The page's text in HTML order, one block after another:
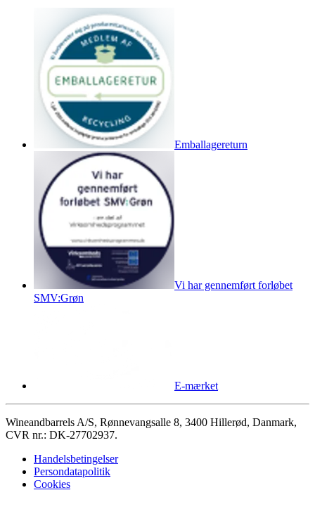
Emballagereturn
Vi har gennemført forløbet
SMV:Grøn
E-mærket
Wineandbarrels A/S, Rønnevangsalle 8, 3400 Hillerød, Danmark,
CVR nr.: DK-27702937.
Handelsbetingelser
Persondatapolitik
Cookies